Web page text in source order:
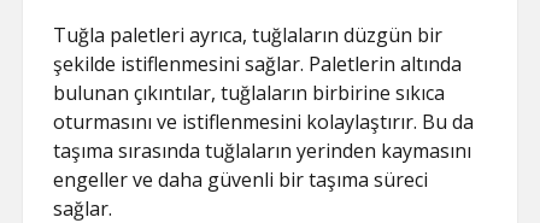
Tuğla paletleri ayrıca, tuğlaların düzgün bir
şekilde istiflenmesini sağlar. Paletlerin altında
bulunan çıkıntılar, tuğlaların birbirine sıkıca
oturmasını ve istiflenmesini kolaylaştırır. Bu da
taşıma sırasında tuğlaların yerinden kaymasını
engeller ve daha güvenli bir taşıma süreci
sağlar.